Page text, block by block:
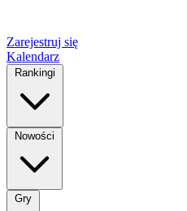
Zarejestruj się
Kalendarz
Rankingi
Nowości
Gry